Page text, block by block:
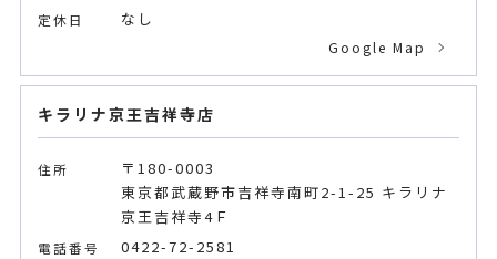
定休日 なし
Google Map
キラリナ京王吉祥寺店
住所
〒180-0003
東京都武蔵野市吉祥寺南町2-1-25 キラリナ
京王吉祥寺4Ｆ
電話番号 0422-72-2581